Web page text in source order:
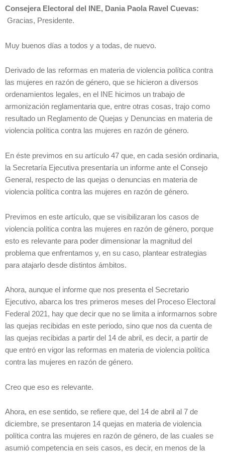
Consejera Electoral del INE, Dania Paola Ravel Cuevas:
Gracias, Presidente.
Muy buenos días a todos y a todas, de nuevo.
Derivado de las reformas en materia de violencia política contra
las mujeres en razón de género, que se hicieron a diversos
ordenamientos legales, en el INE hicimos un trabajo de
armonización reglamentaria que, entre otras cosas, trajo como
resultado un Reglamento de Quejas y Denuncias en materia de
violencia política contra las mujeres en razón de género.
En éste previmos en su artículo 47 que, en cada sesión ordinaria,
la Secretaría Ejecutiva presentaría un informe ante el Consejo
General, respecto de las quejas o denuncias en materia de
violencia política contra las mujeres en razón de género.
Previmos en este artículo, que se visibilizaran los casos de
violencia política contra las mujeres en razón de género, porque
esto es relevante para poder dimensionar la magnitud del
problema que enfrentamos y, en su caso, plantear estrategias
para atajarlo desde distintos ámbitos.
Ahora, aunque el informe que nos presenta el Secretario
Ejecutivo, abarca los tres primeros meses del Proceso Electoral
Federal 2021, hay que decir que no se limita a informarnos sobre
las quejas recibidas en este periodo, sino que nos da cuenta de
las quejas recibidas a partir del 14 de abril, es decir, a partir de
que entró en vigor las reformas en materia de violencia política
contra las mujeres en razón de género.
Creo que eso es relevante.
Ahora, en ese sentido, se refiere que, del 14 de abril al 7 de
diciembre, se presentaron 14 quejas en materia de violencia
política contra las mujeres en razón de género, de las cuales se
asumió competencia en seis casos, es decir, en menos de la